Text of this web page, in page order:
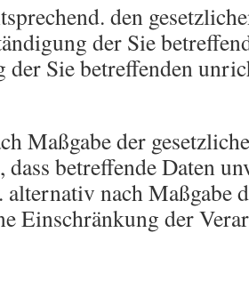
den
der Sie
Sie betreffenden
Maßgabe der
dass betreffende Daten
alternativ nach Maßgabe
Einschränkung der